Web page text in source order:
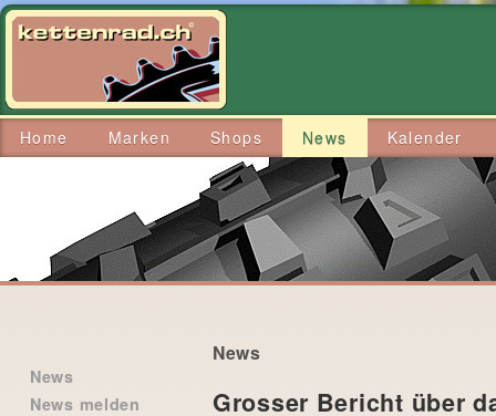
Home Marken Shops News Kalender
News
News melden
News
Grosser Bericht über